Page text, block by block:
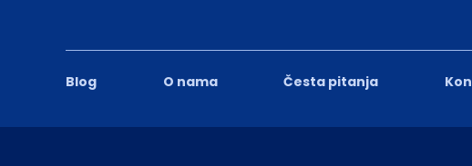
Blog O nama Česta pitanja